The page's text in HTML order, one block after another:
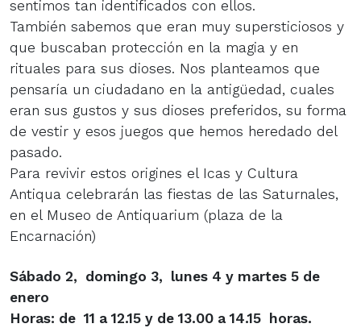
sentimos tan identificados con ellos.
También sabemos que eran muy supersticiosos y
que buscaban protección en la magia y en
rituales para sus dioses. Nos planteamos que
pensaría un ciudadano en la antigüedad, cuales
eran sus gustos y sus dioses preferidos, su forma
de vestir y esos juegos que hemos heredado del
pasado.
Para revivir estos origines el Icas y Cultura
Antiqua celebrarán las fiestas de las Saturnales,
en el Museo de Antiquarium (plaza de la
Encarnación)
Sábado 2, domingo 3, lunes 4 y martes 5 de
enero
Horas: de 11 a 12.15 y de 13.00 a 14.15 horas.